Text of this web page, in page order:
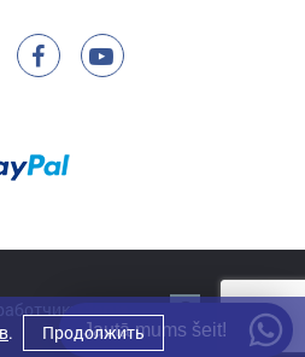
. Продолжить
Jautā mums šeit!